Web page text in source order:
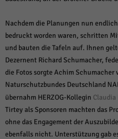
Nachdem die Planungen nun
bedruckt worden waren, schritten
und bauten die Tafeln auf. Ihnen
Dezernent Richard Schumacher,
die Fotos sorgte Achim Schumacher
Naturschutzbundes Deutschland
übernahm HERZOG-Kollegin Claudia
Tirtey als Sponsoren machten das
ohne das Engagement der
ebenfalls nicht. Unterstützung gab
Alle akzeptieren
Datenschutzeinstellungen
Essenziell (1)
Essenzielle Cookies ermöglichen
einwandfreie Funktion der Website
Cookie-
Statistiken (1)